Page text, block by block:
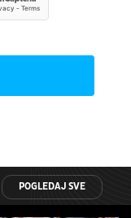
POGLEDAJ SVE